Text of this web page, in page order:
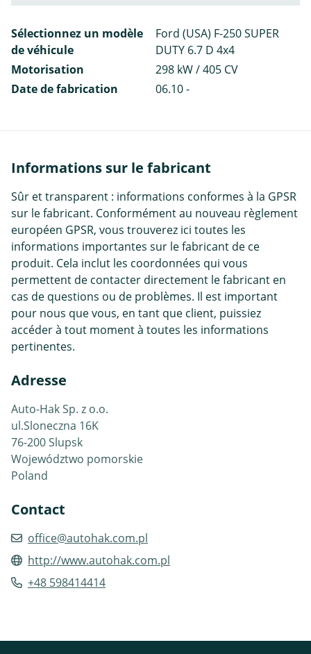
Sélectionnez un modèle
de véhicule
Ford (USA) F-250 SUPER
DUTY 6.7 D 4x4
Motorisation
298 kW / 405 CV
Date de fabrication
06.10 -
Informations sur le fabricant
Sûr et transparent : informations conformes à la GPSR
sur le fabricant. Conformément au nouveau règlement
européen GPSR, vous trouverez ici toutes les
informations importantes sur le fabricant de ce
produit. Cela inclut les coordonnées qui vous
permettent de contacter directement le fabricant en
cas de questions ou de problèmes. Il est important
pour nous que vous, en tant que client, puissiez
accéder à tout moment à toutes les informations
pertinentes.
Adresse
Auto-Hak Sp. z o.o.
ul.Sloneczna 16K
76-200 Slupsk
Województwo pomorskie
Poland
Contact
office@autohak.com.pl
http://www.autohak.com.pl
+48 598414414